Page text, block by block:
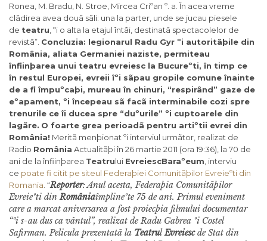
Ronea, M. Bradu, N. Stroe, Mircea Criºan º. a. În acea vreme
clãdirea avea douã sãli: una la parter, unde se jucau piesele
de teatru , ºi o alta la etajul întâi, destinatã spectacolelor de
revistã”. Concluzia: legionarul Radu Gyr ºi autoritãþile din
România, aliata Germaniei naziste, permiteau
înfiinþarea unui teatru evreiesc la Bucureºti, în timp ce
în restul Europei, evreii îºi sãpau gropile comune înainte
de a fi împuºcaþi, mureau în chinuri, “respirând” gaze de
eºapament, ºi începeau sã facã interminabile cozi spre
trenurile ce îi ducea spre “duºurile” ºi cuptoarele din
lagãre. O foarte grea perioadã pentru artiºtii evrei din
România! Meritã menþionat ºi interviul urmãtor, realizat de
Radio România Actualitãþi în 26 martie 2011 (ora 19:36), la 70 de
ani de la înfiinþarea Teatrului EvreiescBaraºeum , interviu
ce poate fi citit pe siteul Federaþiei Comunitãþilor Evreieºti din
Romania . “Reporter: Anul acesta, Federaþia Comunitãþilor
Evreieºti dinRomâniaîmplineºte 75 de ani. Primul eveniment
care a marcat aniversarea a fost proiecþia filmului documentar
“ªi s-au dus ca vântul”, realizat de Radu Gabrea ºi Costel
Safirman. Pelicula prezentatã la TeatrulEvreiescde Stat din